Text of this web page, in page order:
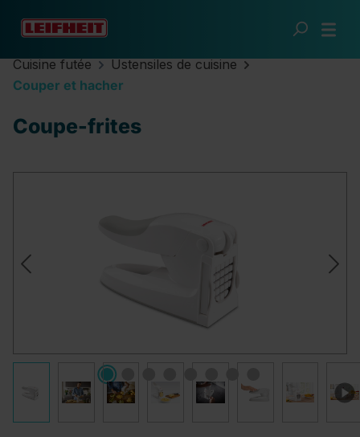
Passer au contenu principal
Cuisine futée
Ustensiles de cuisine
Couper et hacher
Coupe-frites